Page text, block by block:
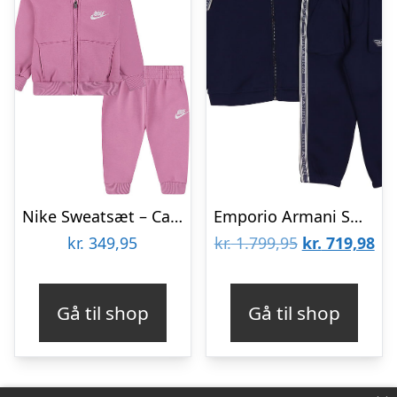
Nike Sweatsæt – Cardigan/Sweatpants – Magic Flamingo
kr. 349,95
Gå til shop
Emporio Armani Sweatsæt – Black Iris
kr.1.799,95 Den
var:
kr. 1.799,95.
kr. 719,98
kr.
Gå til shop